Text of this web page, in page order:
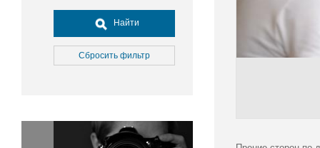
Досуг, туризм и отдых
Культура
Медицина
Окружающая среда
Политика
Найти
Сбросить фильтр